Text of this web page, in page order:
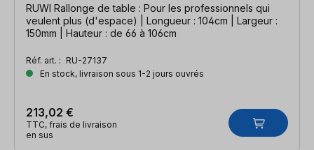
RUWI Rallonge de table : Pour les professionnels qui
veulent plus (d'espace) | Longueur : 104cm | Largeur :
150mm | Hauteur : de 66 à 106cm
Réf. art. : RU-27137
En stock, livraison sous 1-2 jours ouvrés
213,02 €
TTC, frais de livraison
en sus